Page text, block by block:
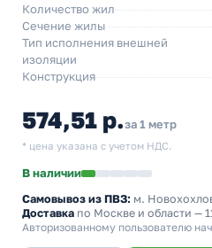
Количество жил
Сечение жилы
Тип исполнения внешней
изоляции
Конструкция
574,51 р.за 1 метр
* цена указана с учетом НДС.
В наличии
Самовывоз из ПВЗ: м.
Доставка по Москве и области —
Авторизованному пользователю